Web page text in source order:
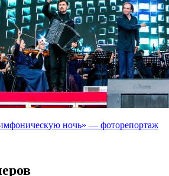
ночь» — фоторепортаж